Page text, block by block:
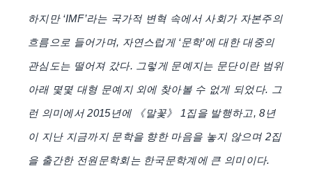
하지만 ‘IMF’라는 국가적 변혁 속에서 사회가 자본주의
흐름으로 들어가며, 자연스럽게 ‘문학’에 대한 대중의
관심도는 떨어져 갔다. 그렇게 문예지는 문단이란 범위
아래 몇몇 대형 문예지 외에 찾아볼 수 없게 되었다. 그
런 의미에서 2015년에 《말꽃》 1집을 발행하고, 8년
이 지난 지금까지 문학을 향한 마음을 놓지 않으며 2집
을 출간한 전원문학회는 한국문학계에 큰 의미이다.